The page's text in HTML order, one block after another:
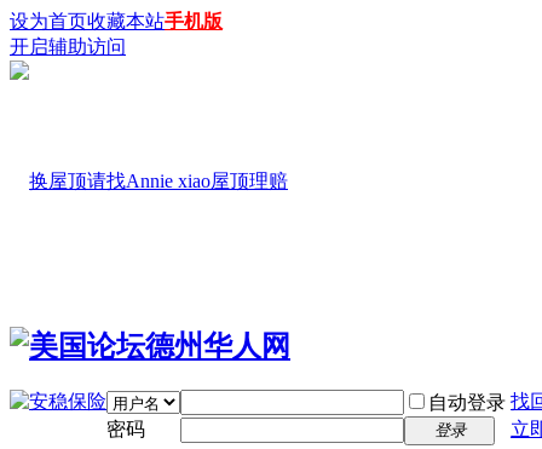
设为首页收藏本站手机版
开启辅助访问
自动登录 找
密码
登录 立